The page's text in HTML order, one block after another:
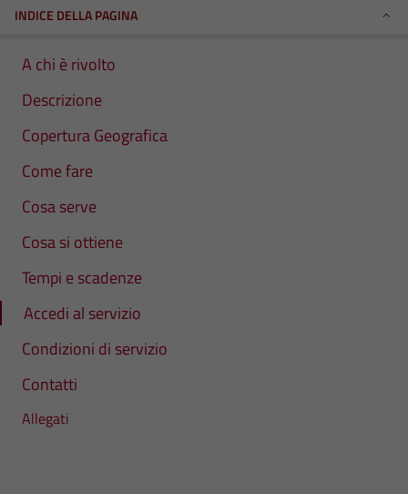
INDICE DELLA PAGINA
A chi è rivolto
Descrizione
Copertura Geografica
Come fare
Cosa serve
Cosa si ottiene
Tempi e scadenze
Accedi al servizio
Condizioni di servizio
Contatti
Allegati